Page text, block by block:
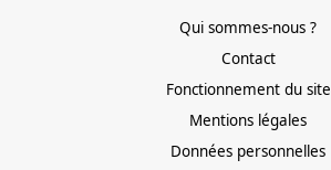
Qui sommes-nous ?
Contact
Fonctionnement du site
Mentions légales
Données personnelles